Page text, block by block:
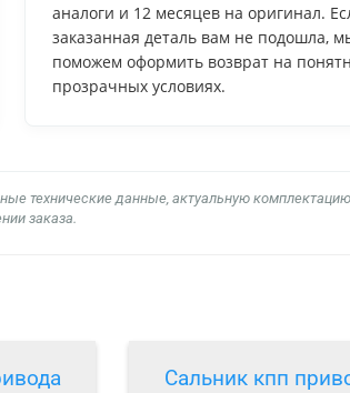
аналоги и 12 месяцев на оригинал.
заказанная деталь вам не подошла,
поможем оформить возврат на
прозрачных условиях.
технические данные, актуальную комплектацию
заказа.
Сальник кпп